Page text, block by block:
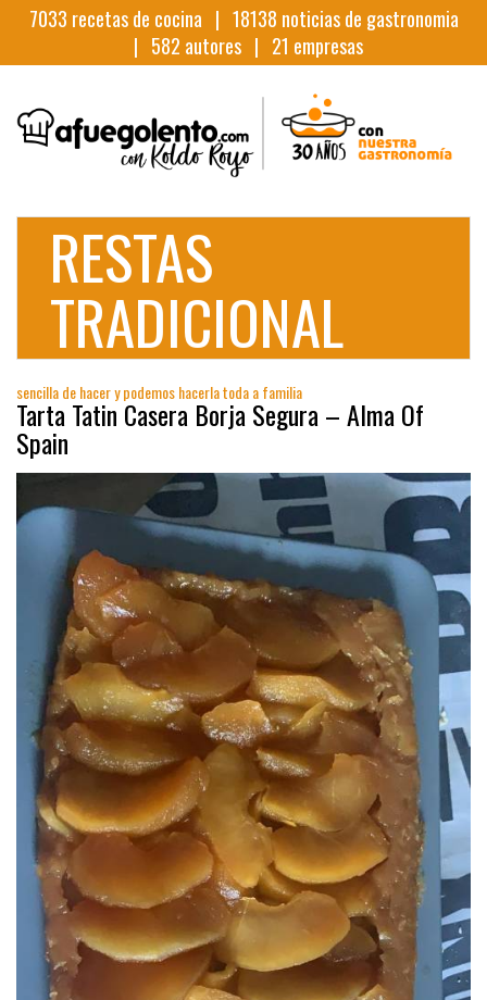
7033 recetas de cocina | 18138 noticias de gastronomia
| 582 autores | 21 empresas
RESTAS
TRADICIONAL
sencilla de hacer y podemos hacerla toda a familia
Tarta Tatin Casera Borja Segura – Alma Of
Spain